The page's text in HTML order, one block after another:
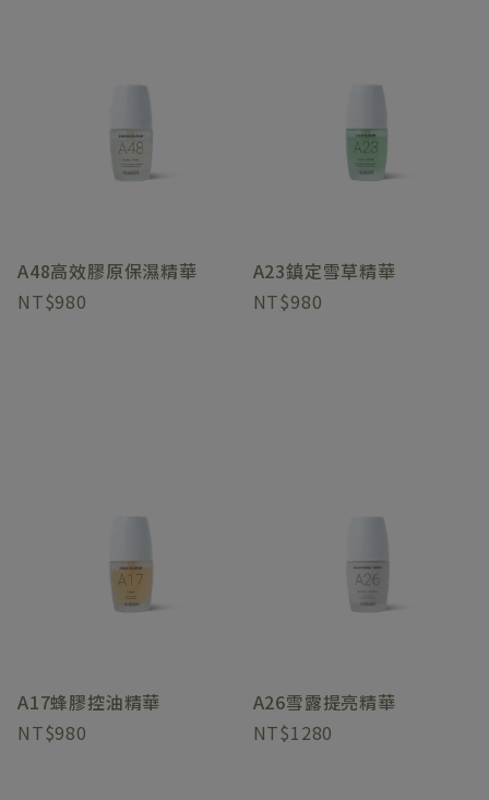
A48高效膠原保濕精華
980
A23鎮定雪草精華
980
A17蜂膠控油精華
980
A26雪露提亮精華
1280